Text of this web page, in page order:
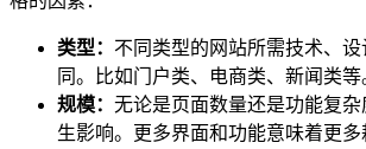
类型： 不同类型的网站所需技术、
同。比如门户类、电商类、新闻类等
规模： 无论是页面数量还是功能复
生影响。更多界面和功能意味着更多